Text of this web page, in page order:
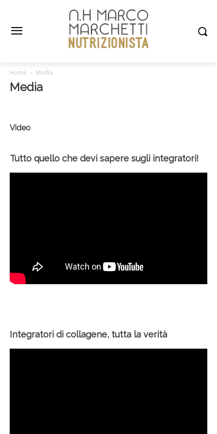
Home Media
Media
Video
Tutto quello che devi sapere sugli integratori!
Integratori di collagene, tutta la verità